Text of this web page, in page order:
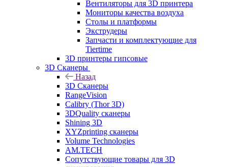
Вентиляторы для 3D принтера
Мониторы качества воздуха
Столы и платформы
Экструдеры
Запчасти и комплектующие для
Tiertime
3D принтеры гипсовые
3D Сканеры
Назад
3D Сканеры
RangeVision
Calibry (Thor 3D)
3DQuality сканеры
Shining 3D
XYZprinting сканеры
Volume Technologies
AM.TECH
Сопутствующие товары для 3D